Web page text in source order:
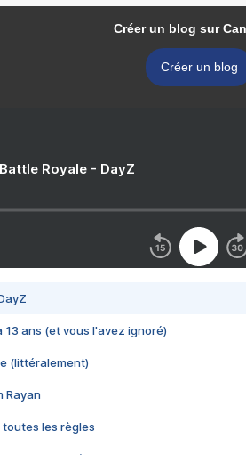
Créer un blog sur
Créer un blog
Royale - DayZ
13 ans (et vous l'avez ignoré)
(littéralement)
Rayan
toutes les règles